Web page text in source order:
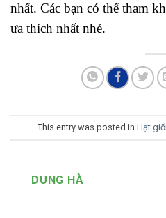
nhất. Các bạn có thể tham
ưa thích nhất nhé.
This entry was posted in Hạt
DUNG HÀ